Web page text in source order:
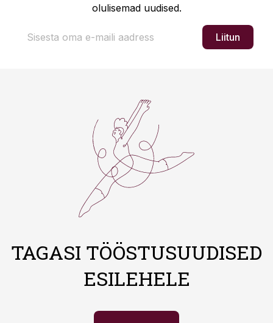
olulisemad uudised.
Liitun
TAGASI TÖÖSTUSUUDISED
ESILEHELE